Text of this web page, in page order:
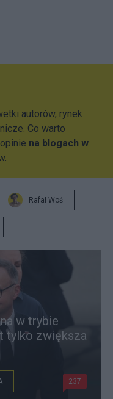
autorów, rynek
Co warto
na blogach w
Rafał Woś
w trybie
tylko zwiększa
237